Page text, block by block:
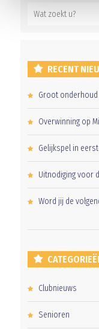
RECENT
Groot
Overwinning op
Gelijkspel in
Uitnodiging voor
Word jij de
Clubnieuws
Senioren